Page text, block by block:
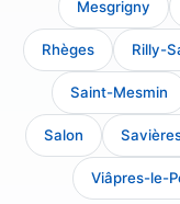
Mesgrigny
Rhèges Rilly-
Saint-Mesmin
Salon
Viâpres-le-